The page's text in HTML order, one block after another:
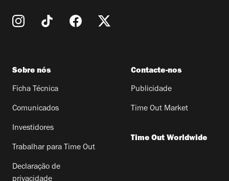
Sobre nós
Ficha Técnica
Comunicados
Investidores
Trabalhar para Time Out
Declaração de
Contacte-nos
Publicidade
Time Out Market
Time Out Worldwide